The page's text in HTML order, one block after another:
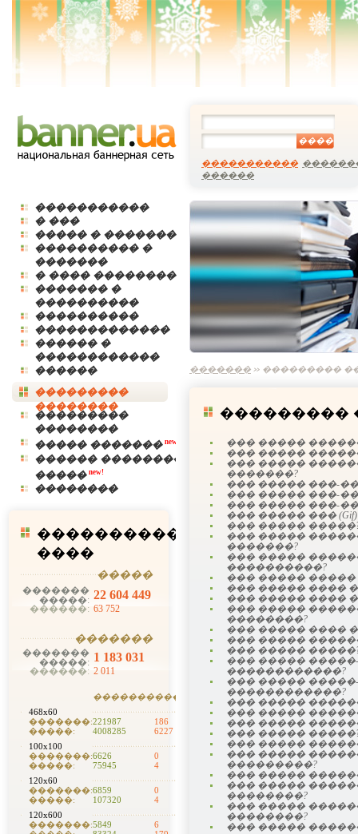
����
�����������
������
�����������
� ���
����� � �������
���������� �
�������
� ���� ��������
������� �
����������
����������
�������������
������ �
������������
������
���������
��������
���������
��������
����� ������� new!
������ ��������
����� new!
��������
����������
����
�����
�������
�����: 22 604 449
������: 63 752
�������
�������
�����: 1 183 031
������: 2 011
�������������
468x60
�������:221987
186
�����:
4008285
6227
100x100
�������:6626
0
�����:
75945
4
120x60
�������:6859
0
�����:
107320
4
120x600
�������:5849
6
������� ���������
���������
��� �����
��� �����
��� �����
�������?
��� ����� ���-
��� ����� ���-
��� ����� ���-
��� ����� ���
��� �����
��� �����
�������?
��� �����
����������?
��� ����� �����
��� ����� ����
��� ����� ����
��� �����
��������?
��� ����� ����
��� �����
��� �����
��� ����� �����-
������������?
��� ����� �����-
������������?
��� �����
��� �����
��� �����
��� �����
��� �����
��� �����
���������?
��� �����
��� �����
��������?
��� �����
��������?
��� �����